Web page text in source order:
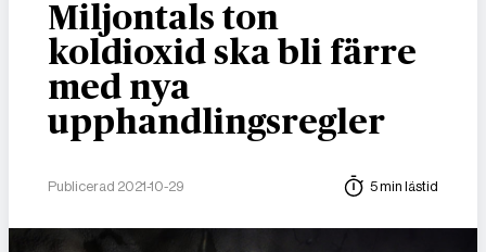
Miljontals ton
koldioxid ska bli färre
med nya
upphandlingsregler
Publicerad 2021-10-29 5 min lästid